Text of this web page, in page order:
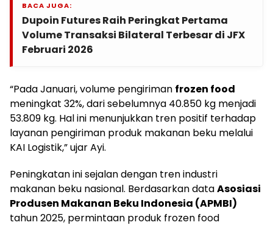
BACA JUGA:
Dupoin Futures Raih Peringkat Pertama
Volume Transaksi Bilateral Terbesar di JFX
Februari 2026
“Pada Januari, volume pengiriman frozen food
meningkat 32%, dari sebelumnya 40.850 kg menjadi
53.809 kg. Hal ini menunjukkan tren positif terhadap
layanan pengiriman produk makanan beku melalui
KAI Logistik,” ujar Ayi.
Peningkatan ini sejalan dengan tren industri
makanan beku nasional. Berdasarkan dataAsosiasi
Produsen Makanan Beku Indonesia (APMBI)
tahun 2025, permintaan produk frozen food